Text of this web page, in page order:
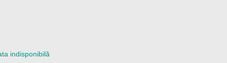
indisponibilă